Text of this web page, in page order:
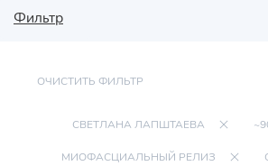
Фильтр
ОЧИСТИТЬ ФИЛЬТР
СВЕТЛАНА ЛАПШТАЕВА
МИОФАСЦИАЛЬНЫЙ РЕЛИЗ